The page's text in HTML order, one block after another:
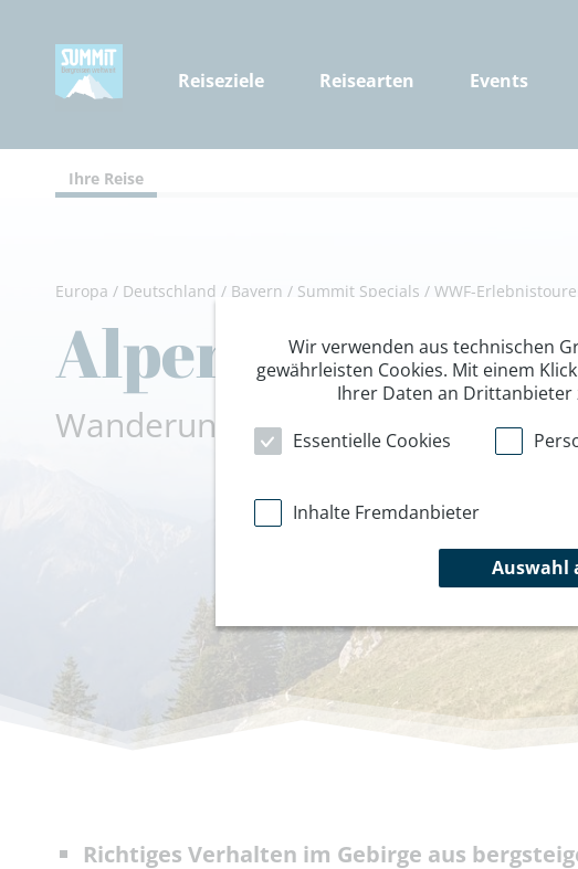
Reiseziele Reisearten Events
Ihre Reise
Europa / Deutschland / Bayern / Summit Specials / WWF-
Alpen im
Wanderungen im
Richtiges Verhalten im Gebirge aus
Wir verwenden aus technischen
gewährleisten Cookies. Mit einem
Ihrer Daten an
Essentielle Cookies
Inhalte Fremdanbieter
Auswahl